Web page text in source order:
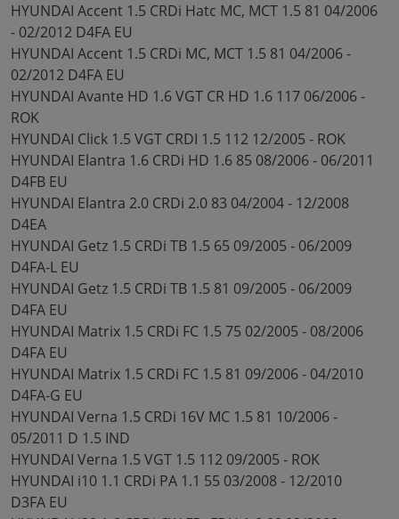
HYUNDAI Accent 1.5 CRDi Hatc MC, MCT 1.5 81 04/2006
- 02/2012 D4FA EU
HYUNDAI Accent 1.5 CRDi MC, MCT 1.5 81 04/2006 -
02/2012 D4FA EU
HYUNDAI Avante HD 1.6 VGT CR HD 1.6 117 06/2006 -
ROK
HYUNDAI Click 1.5 VGT CRDI 1.5 112 12/2005 - ROK
HYUNDAI Elantra 1.6 CRDi HD 1.6 85 08/2006 - 06/2011
D4FB EU
HYUNDAI Elantra 2.0 CRDi 2.0 83 04/2004 - 12/2008
D4EA
HYUNDAI Getz 1.5 CRDi TB 1.5 65 09/2005 - 06/2009
D4FA-L EU
HYUNDAI Getz 1.5 CRDi TB 1.5 81 09/2005 - 06/2009
D4FA EU
HYUNDAI Matrix 1.5 CRDi FC 1.5 75 02/2005 - 08/2006
D4FA EU
HYUNDAI Matrix 1.5 CRDi FC 1.5 81 09/2006 - 04/2010
D4FA-G EU
HYUNDAI Verna 1.5 CRDi 16V MC 1.5 81 10/2006 -
05/2011 D 1.5 IND
HYUNDAI Verna 1.5 VGT 1.5 112 09/2005 - ROK
HYUNDAI i10 1.1 CRDi PA 1.1 55 03/2008 - 12/2010
D3FA EU